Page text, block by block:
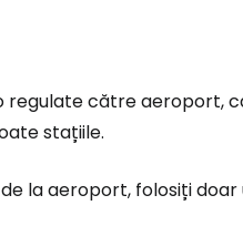
regulate către aeroport,
stațiile.
la aeroport, folosiți doar
Continuați cu e-